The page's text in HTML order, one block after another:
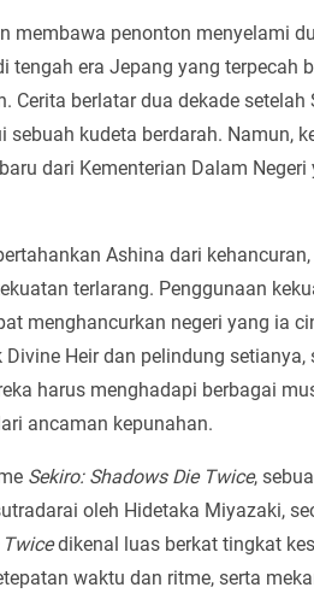
membawa penonton menyelami
era Jepang yang terpecah
Cerita berlatar dua dekade
kudeta berdarah. Namun,
dari Kementerian Dalam
Ashina dari
terlarang. Penggunaan
menghancurkan negeri yang ia
Heir dan pelindung
harus menghadapi berbagai
ancaman kepunahan.
Sekiro: Shadows Die Twice,
oleh Hidetaka Miyazaki,
Twicedikenal luas berkat tingkat
waktu dan ritme, serta